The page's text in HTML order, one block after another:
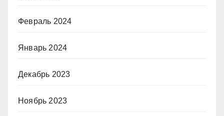
Февраль 2024
Январь 2024
Декабрь 2023
Ноябрь 2023